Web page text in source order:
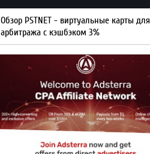
Обзор PSTNET - виртуальные карты для
арбитража с кэшбэком 3%